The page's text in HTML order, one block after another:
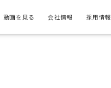
動画を見る 会社情報 採用情報